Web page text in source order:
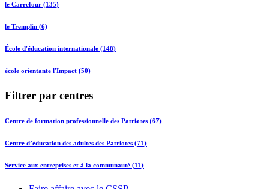
le Carrefour (135)
le Tremplin (6)
École d'éducation internationale (148)
école orientante l'Impact (50)
Filtrer par centres
Centre de formation professionnelle des Patriotes (67)
Centre d’éducation des adultes des Patriotes (71)
Service aux entreprises et à la communauté (11)